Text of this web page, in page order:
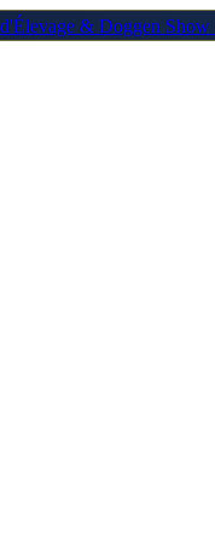
& Doggen Show